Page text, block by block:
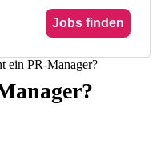
Jobs finden
ein PR-Manager?